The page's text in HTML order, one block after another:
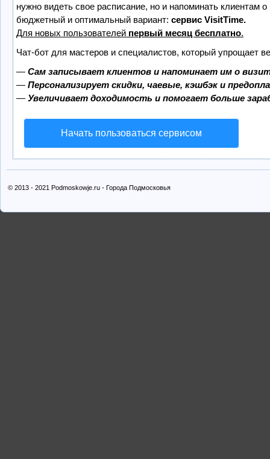
нужно видеть свое расписание, но и напоминать клиентам
бюджетный и оптимальный вариант: сервис VisitTime.
Для новых пользователей первый месяц бесплатно.
Чат-бот для мастеров и специалистов, который упрощает
— Сам записывает клиентов и напоминает им о
— Персонализирует скидки, чаевые, кэшбэк и
— Увеличивает доходимость и помогает больше
Начать пользоваться сервисом
© 2013 - 2021 Podmoskowje.ru - Города Подмосковья